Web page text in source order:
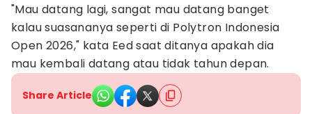
"Mau datang lagi, sangat mau datang banget
kalau suasananya seperti di Polytron Indonesia
Open 2026," kata Eed saat ditanya apakah dia
mau kembali datang atau tidak tahun depan.
Share Article